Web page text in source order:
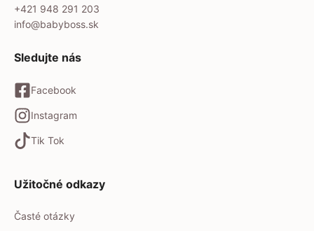
+421 948 291 203
info@babyboss.sk
Sledujte nás
Facebook
Instagram
Tik Tok
Užitočné odkazy
Časté otázky